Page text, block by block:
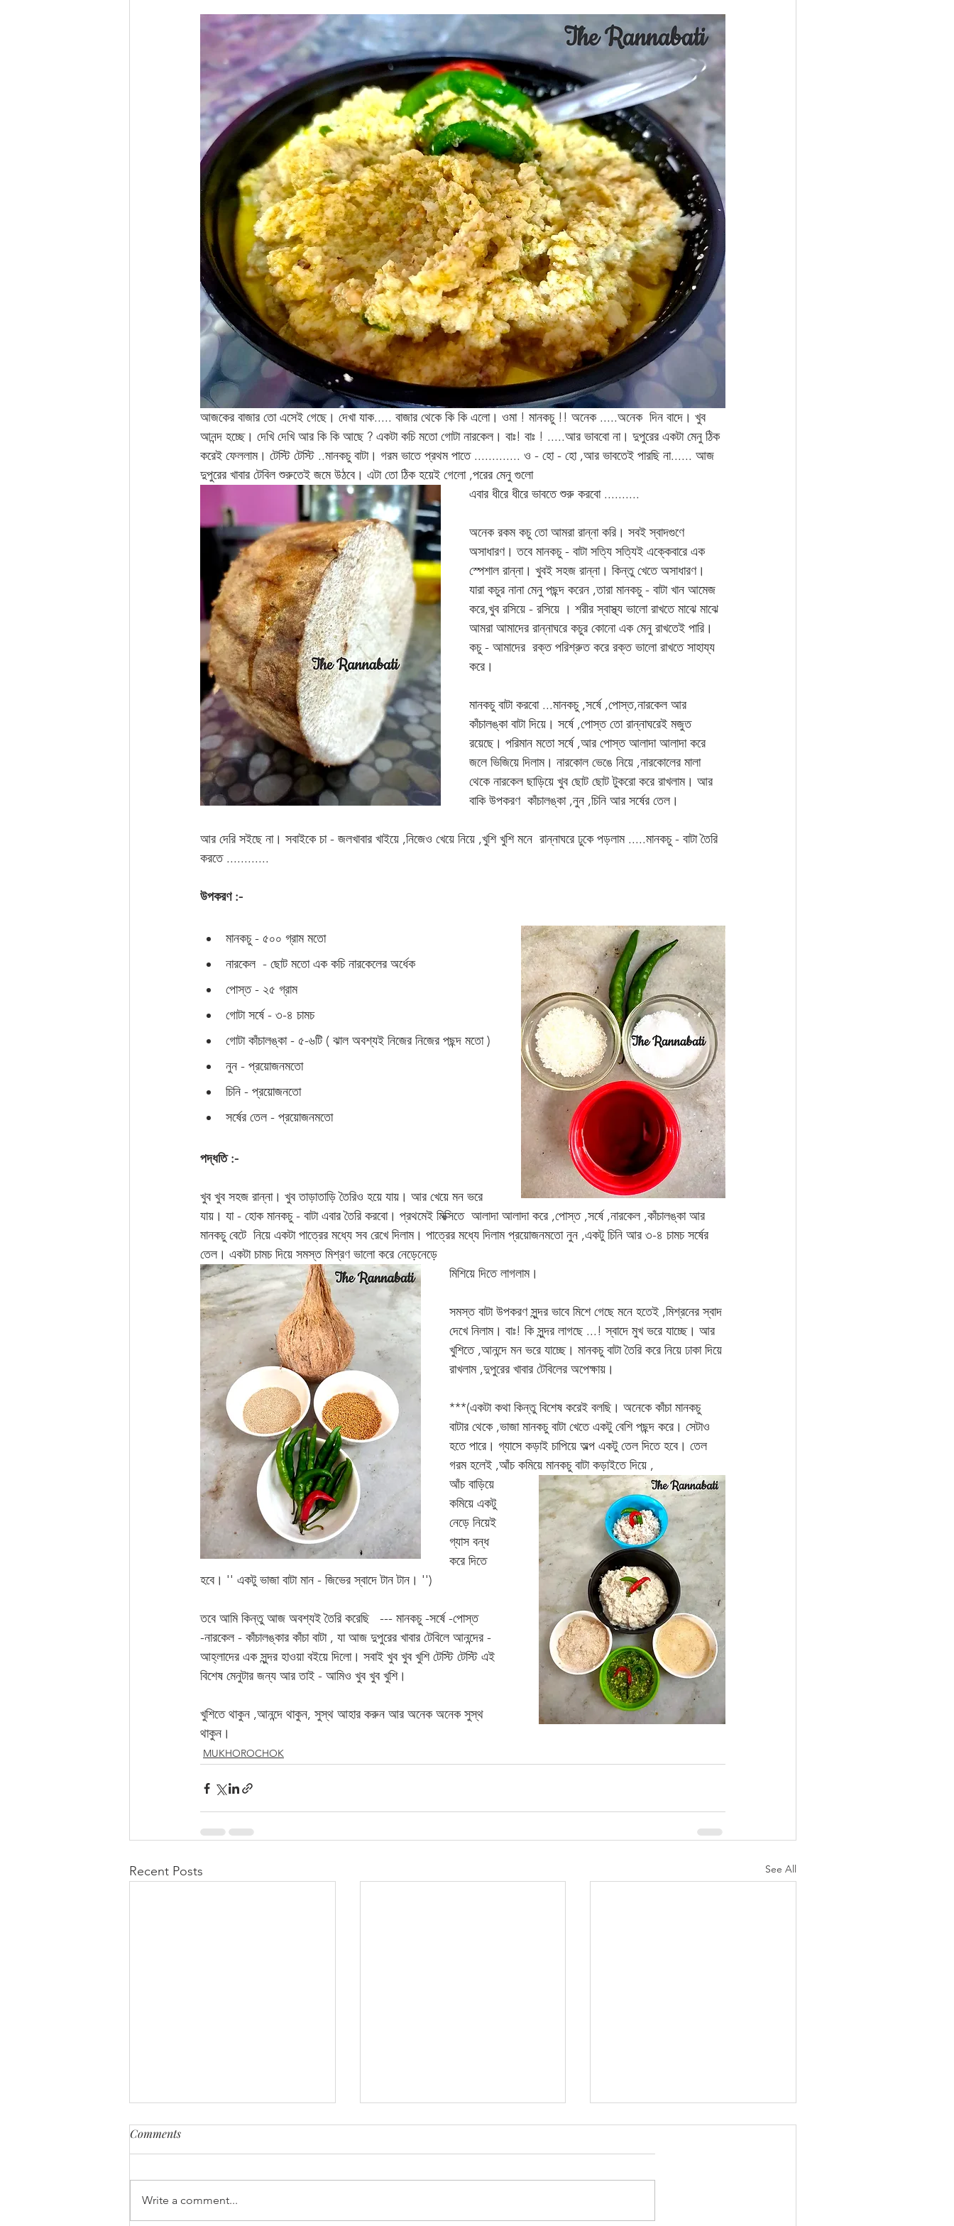
আজকের বাজার তো এসেই গেছে। দেখা যাক..... বাজার থেকে কি কি এলো। ওমা ! মানকচু !! অনেক .....অনেক  দিন বাদে। খুব
আনন্দ হচ্ছে। দেখি দেখি আর কি কি আছে ? একটা কচি মতো গোটা নারকেল। বাঃ! বাঃ ! .....আর ভাববো না। দুপুরের একটা মেনু ঠিক
করেই ফেললাম। টেস্টি টেস্টি ..মানকচু বাটা। গরম ভাতে প্রথম পাতে ............. ও - হো - হো ,আর ভাবতেই পারছি না...... আজ
দুপুরের খাবার টেবিল শুরুতেই জমে উঠবে। এটা তো ঠিক হয়েই গেলো ,পরের মেনু গুলো
এবার ধীরে ধীরে ভাবতে শুরু করবো ..........
অনেক রকম কচু তো আমরা রান্না করি। সবই স্বাদগুণে
অসাধারণ। তবে মানকচু - বাটা সত্যি সত্যিই এক্কেবারে এক
স্পেশাল রান্না। খুবই সহজ রান্না। কিন্তু খেতে অসাধারণ।
যারা কচুর নানা মেনু পছন্দ করেন ,তারা মানকচু - বাটা খান আমেজ
করে,খুব রসিয়ে - রসিয়ে । শরীর স্বাস্থ্য ভালো রাখতে মাঝে মাঝে
আমরা আমাদের রান্নাঘরে কচুর কোনো এক মেনু রাখতেই পারি।
কচু - আমাদের  রক্ত পরিশ্রুত করে রক্ত ভালো রাখতে সাহায্য
করে।
মানকচু বাটা করবো ...মানকচু ,সর্ষে ,পোস্ত,নারকেল আর
কাঁচালঙ্কা বাটা দিয়ে। সর্ষে ,পোস্ত তো রান্নাঘরেই মজুত
রয়েছে। পরিমান মতো সর্ষে ,আর পোস্ত আলাদা আলাদা করে
জলে ভিজিয়ে দিলাম। নারকোল ভেঙে নিয়ে ,নারকোলের মালা
থেকে নারকেল ছাড়িয়ে খুব ছোট ছোট টুকরো করে রাখলাম। আর
বাকি উপকরণ  কাঁচালঙ্কা ,নুন ,চিনি আর সর্ষের তেল।
আর দেরি সইছে না। সবাইকে চা - জলখাবার খাইয়ে ,নিজেও খেয়ে নিয়ে ,খুশি খুশি মনে  রান্নাঘরে ঢুকে পড়লাম .....মানকচু - বাটা তৈরি
করতে ............
উপকরণ :-
মানকচু - ৫০০ গ্রাম মতো
নারকেল  - ছোট মতো এক কচি নারকেলের অর্ধেক
পোস্ত - ২৫ গ্রাম
গোটা সর্ষে - ৩-৪ চামচ
গোটা কাঁচালঙ্কা - ৫-৬টি ( ঝাল অবশ্যই নিজের নিজের পছন্দ মতো )
নুন - প্রয়োজনমতো
চিনি - প্রয়োজনতো
সর্ষের তেল - প্রয়োজনমতো
পদ্ধতি :-
খুব খুব সহজ রান্না। খুব তাড়াতাড়ি তৈরিও হয়ে যায়। আর খেয়ে মন ভরে
যায়। যা - হোক মানকচু - বাটা এবার তৈরি করবো। প্রথমেই মিক্সিতে  আলাদা আলাদা করে ,পোস্ত ,সর্ষে ,নারকেল ,কাঁচালঙ্কা আর
মানকচু বেটে  নিয়ে একটা পাত্রের মধ্যে সব রেখে দিলাম। পাত্রের মধ্যে দিলাম প্রয়োজনমতো নুন ,একটু চিনি আর ৩-৪ চামচ সর্ষের
তেল। একটা চামচ দিয়ে সমস্ত মিশ্রণ ভালো করে নেড়েনেড়ে
মিশিয়ে দিতে লাগলাম।
সমস্ত বাটা উপকরণ সুন্দর ভাবে মিশে গেছে মনে হতেই ,মিশ্রনের স্বাদ
দেখে নিলাম। বাঃ! কি সুন্দর লাগছে ...! স্বাদে মুখ ভরে যাচ্ছে। আর
খুশিতে ,আনন্দে মন ভরে যাচ্ছে। মানকচু বাটা তৈরি করে নিয়ে ঢাকা দিয়ে
রাখলাম ,দুপুরের খাবার টেবিলের অপেক্ষায়।
***(একটা কথা কিন্তু বিশেষ করেই বলছি। অনেকে কাঁচা মানকচু
বাটার থেকে ,ভাজা মানকচু বাটা খেতে একটু বেশি পছন্দ করে। সেটাও
হতে পারে। গ্যাসে কড়াই চাপিয়ে অল্প একটু তেল দিতে হবে। তেল
গরম হলেই ,আঁচ কমিয়ে মানকচু বাটা কড়াইতে দিয়ে ,
আঁচ বাড়িয়ে
কমিয়ে একটু
নেড়ে নিয়েই
গ্যাস বন্ধ
করে দিতে
হবে। '' একটু ভাজা বাটা মান - জিভের স্বাদে টান টান। '')
তবে আমি কিন্তু আজ অবশ্যই তৈরি করেছি   --- মানকচু -সর্ষে -পোস্ত
-নারকেল - কাঁচালঙ্কার কাঁচা বাটা , যা আজ দুপুরের খাবার টেবিলে আনন্দের -
আহ্লাদের এক সুন্দর হাওয়া বইয়ে দিলো। সবাই খুব খুব খুশি টেস্টি টেস্টি এই
বিশেষ মেনুটার জন্য আর তাই - আমিও খুব খুব খুশি।
খুশিতে থাকুন ,আনন্দে থাকুন, সুস্থ আহার করুন আর অনেক অনেক সুস্থ
থাকুন।
MUKHOROCHOK
Recent Posts See All
Comments
Write a comment...